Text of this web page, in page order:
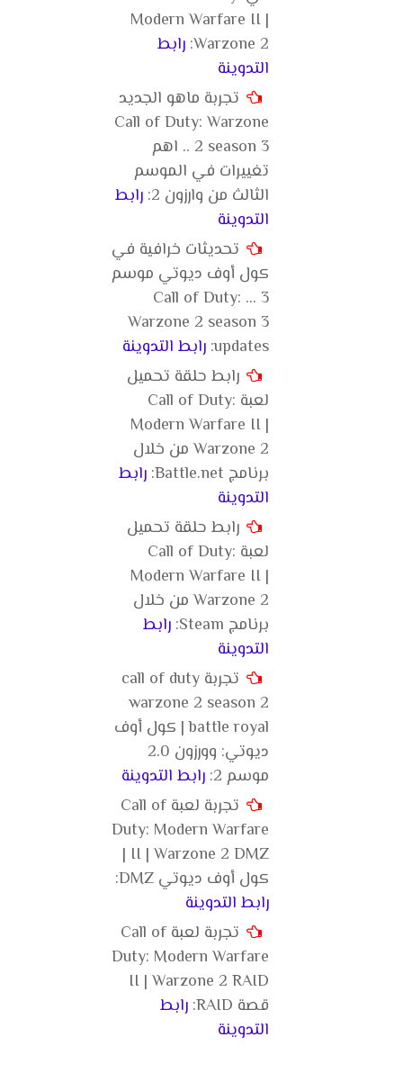
Modern Warfare II |
Warzone 2: رابط
التدوينة
تجربة ماهو الجديد
Call of Duty: Warzone
2 season 3 .. اهم
تغييرات في الموسم
الثالث من وارزون 2:
رابط
التدوينة
تحديثات خرافية في
كول أوف ديوتي موسم
3 ... Call of Duty:
Warzone 2 season 3
updates: رابط التدوينة
رابط حلقة تحميل
لعبة Call of Duty:
Modern Warfare II |
Warzone 2 من خلال
برنامج Battle.net:
رابط
التدوينة
رابط حلقة تحميل
لعبة Call of Duty:
Modern Warfare II |
Warzone 2 من خلال
برنامج Steam:
رابط
التدوينة
تجربة call of duty
warzone 2 season 2
battle royal | كول أوف
ديوتي: وورزون 2.0
موسم 2:
رابط التدوينة
تجربة لعبة Call of
Duty: Modern Warfare
II | Warzone 2 DMZ |
كول أوف ديوتي DMZ:
رابط التدوينة
تجربة لعبة Call of
Duty: Modern Warfare
II | Warzone 2 RAID
قصة RAID:
رابط
التدوينة